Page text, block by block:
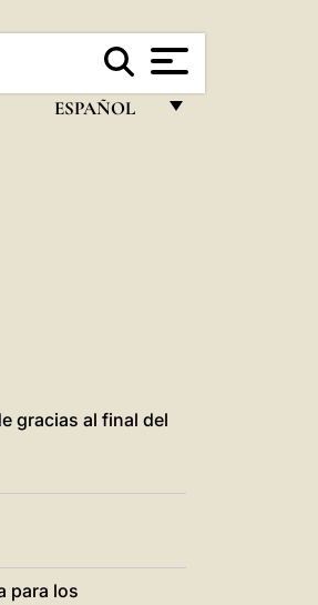
ESPAÑOL
POLSKI
中文
gracias al final del
para los